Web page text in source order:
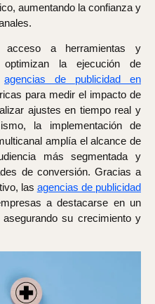
aumentando la confianza y
a herramientas y
la ejecución de
agencias de publicidad en
para medir el impacto de
ajustes en tiempo real y
la implementación de
amplía el alcance de
más segmentada y
de conversión. Gracias a
las agencias de publicidad
a destacarse en un
su crecimiento y